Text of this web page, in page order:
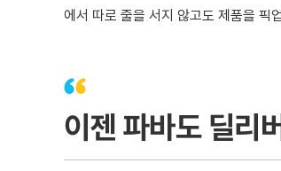
에서 따로 줄을 서지 않고도 제품을 픽
이젠 파바도 딜리